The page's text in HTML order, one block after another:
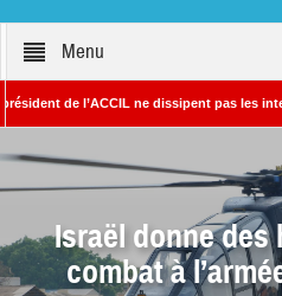
Menu
de l’ACCIL ne dissipent pas les
Israël donne
combat à